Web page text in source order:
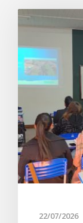
22/07/2026